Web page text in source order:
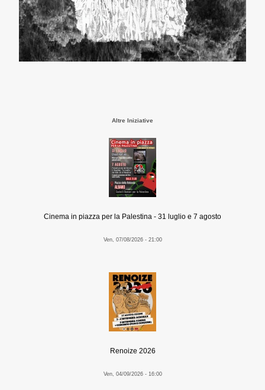
Altre Iniziative
Cinema in piazza per la Palestina - 31 luglio e 7 agosto
Ven, 07/08/2026 - 21:00
Renoize 2026
Ven, 04/09/2026 - 16:00